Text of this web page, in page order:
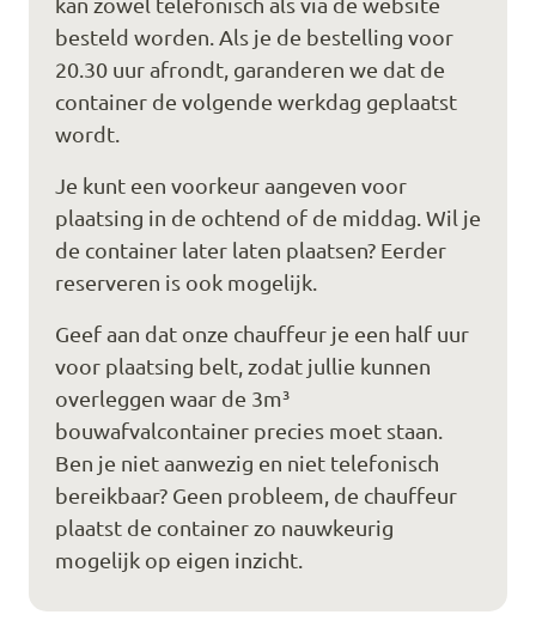
besteld worden. Als je de bestelling voor
20.30 uur afrondt, garanderen we dat de
container de volgende werkdag geplaatst
wordt.
Je kunt een voorkeur aangeven voor
plaatsing in de ochtend of de middag. Wil je
de container later laten plaatsen? Eerder
reserveren is ook mogelijk.
Geef aan dat onze chauffeur je een half uur
voor plaatsing belt, zodat jullie kunnen
overleggen waar de 3m³
bouwafvalcontainer precies moet staan.
Ben je niet aanwezig en niet telefonisch
bereikbaar? Geen probleem, de chauffeur
plaatst de container zo nauwkeurig
mogelijk op eigen inzicht.